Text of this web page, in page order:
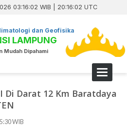
03:16:03 WIB | 20:16:03 UTC
dan Geofisika
LAMPUNG
Mudah Dipahami
Toggle
Di Darat 12 Km Baratdaya
WIB